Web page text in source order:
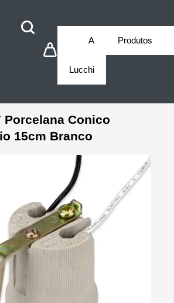
A
Lucchi
Produtos
Porcelana Conico
15cm Branco